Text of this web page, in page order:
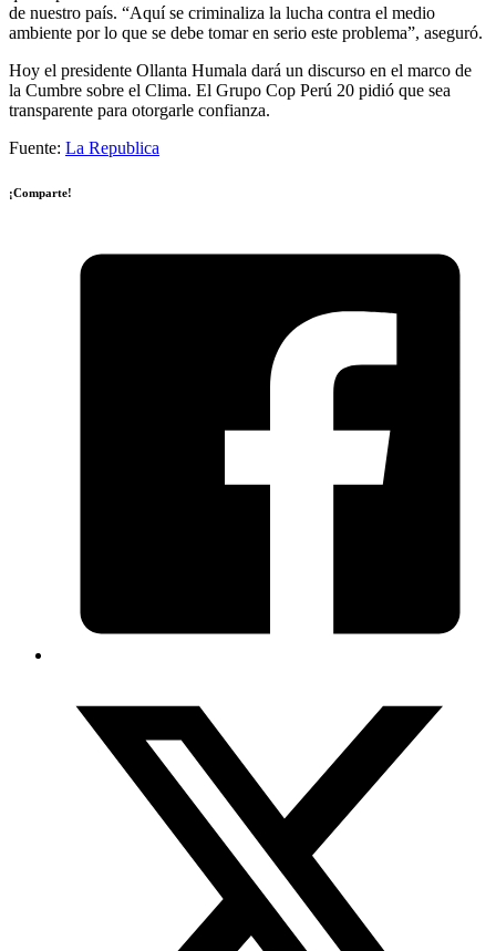
de nuestro país. “Aquí se criminaliza la lucha contra el medio
ambiente por lo que se debe tomar en serio este problema”, aseguró.
Hoy el presidente Ollanta Humala dará un discurso en el marco de
la Cumbre sobre el Clima. El Grupo Cop Perú 20 pidió que sea
transparente para otorgarle confianza.
Fuente: La Republica
¡Comparte!